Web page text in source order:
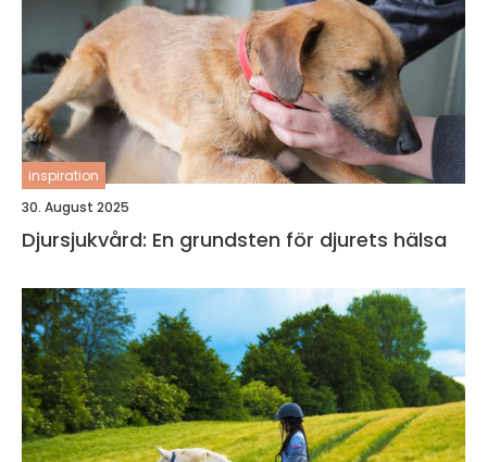
inspiration
30. August 2025
Djursjukvård: En grundsten för djurets hälsa